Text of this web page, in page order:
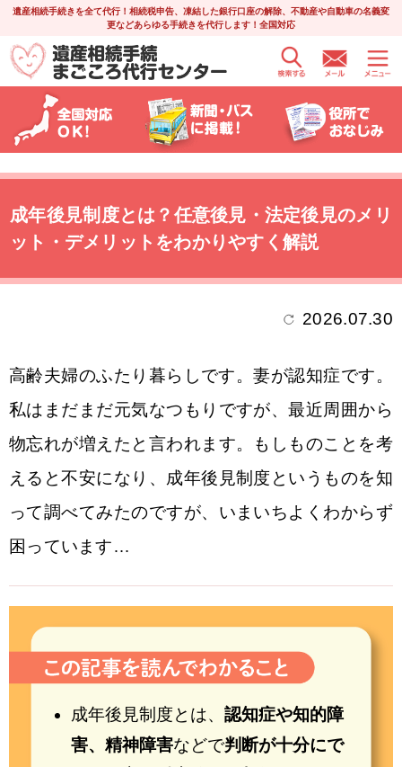
遺産相続手続きを全て代行！相続税申告、凍結した銀行口座の解除、不動産や自動車の名義変
更などあらゆる手続きを代行します！全国対応
成年後見制度とは？任意後見・法定後見のメリ
ット・デメリットをわかりやすく解説
2026.07.30
高齢夫婦のふたり暮らしです。妻が認知症です。
私はまだまだ元気なつもりですが、最近周囲から
物忘れが増えたと言われます。もしものことを考
えると不安になり、成年後見制度というものを知
って調べてみたのですが、いまいちよくわからず
困っています…
成年後見制度とは、認知症や知的障
害、精神障害などで判断が十分にで